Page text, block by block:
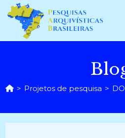
para
conteúdo
> Projetos de pesquisa >